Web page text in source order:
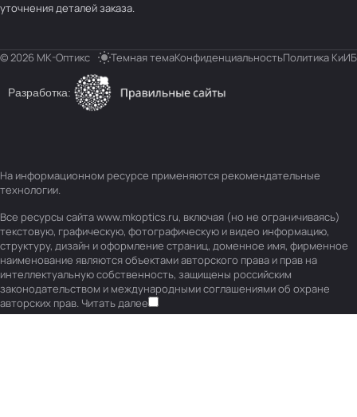
уточнения деталей заказа.
© 2026 МК-Оптикс Темная темаКонфиденциальностьПолитика КиИБ
Разработка:
На информационном ресурсе применяются рекомендательные
технологии.
Все ресурсы сайта www.mkoptics.ru, включая (но не ограничиваясь)
текстовую, графическую, фотографическую и видео информацию,
структуру, дизайн и оформление страниц, доменное имя, фирменное
наименование являются объектами авторского права и прав на
интеллектуальную собственность, защищены российским
законодательством и международными соглашениями об охране
авторских прав. Читать далее